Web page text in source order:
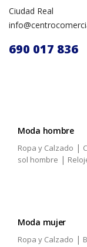
Ciudad Real
690 017 836
Moda hombre
Ropa y Calzado |
sol hombre |
Moda mujer
Ropa y Calzado |